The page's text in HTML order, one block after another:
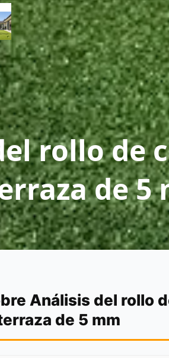
rollo de
de 5
Análisis del rollo
de 5 mm